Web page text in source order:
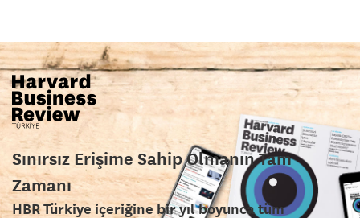
Sınırsız Erişime Sahip Olmanın Tam
Zamanı
HBR Türkiye içeriğine bir yıl boyunca tüm